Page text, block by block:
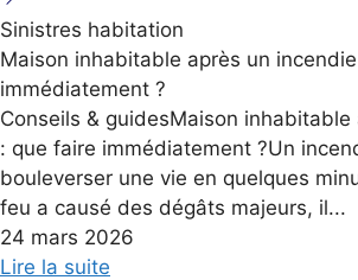
Sinistres habitation
Maison inhabitable après un
immédiatement ?
Conseils & guidesMaison
: que faire immédiatement ?Un
bouleverser une vie en quelques
feu a causé des dégâts majeurs, il...
24 mars 2026
Lire la suite